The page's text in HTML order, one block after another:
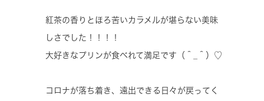
紅茶の香りとほろ苦いカラメルが堪らない美味
しさでした！！！！
大好きなプリンが食べれて満足です（＾_＾）♡
コロナが落ち着き、遠出できる日々が戻ってく